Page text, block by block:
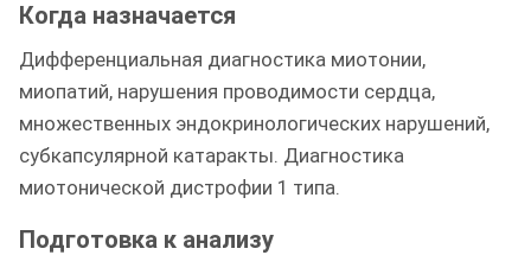
Когда назначается
Дифференциальная диагностика миотонии,
миопатий, нарушения проводимости сердца,
множественных эндокринологических нарушений,
субкапсулярной катаракты. Диагностика
миотонической дистрофии 1 типа.
Подготовка к анализу